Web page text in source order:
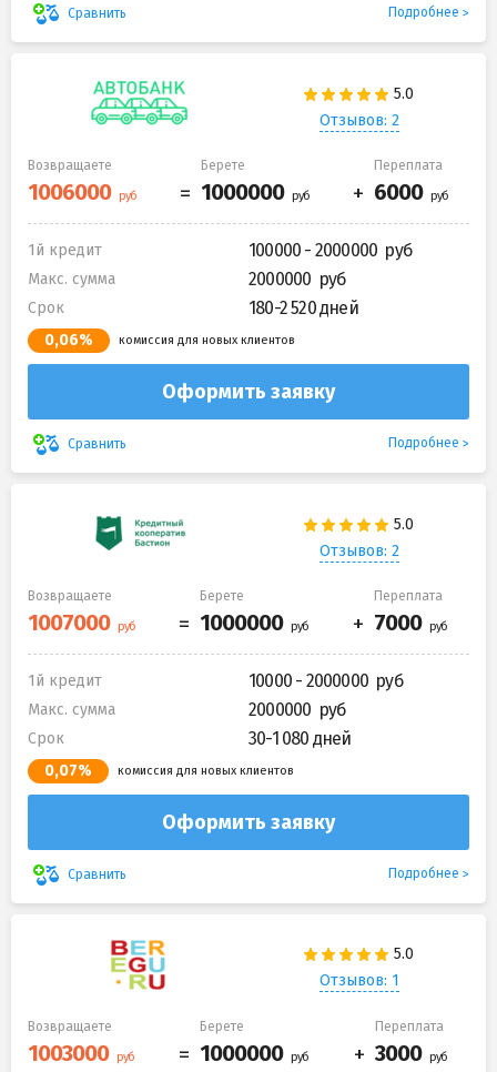
Сравнить Подробнее
Отзывов: 2
Возвращаете Берете Переплата
1й кредит 100000 - 2000000
Макс. сумма 2000000
Срок 180-2 520 дней
0,06% комиссия для новых клиентов
Оформить заявку
Сравнить Подробнее
Отзывов: 2
Возвращаете Берете Переплата
1й кредит 10000 - 2000000
Макс. сумма 2000000
Срок 30-1 080 дней
0,07% комиссия для новых клиентов
Оформить заявку
Сравнить Подробнее
Отзывов: 1
Возвращаете Берете Переплата